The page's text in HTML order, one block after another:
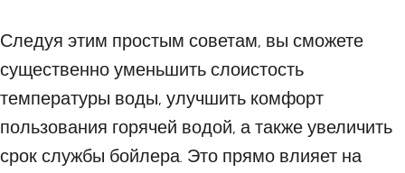
Следуя этим простым советам, вы сможете
существенно уменьшить слоистость
температуры воды, улучшить комфорт
пользования горячей водой, а также увеличить
срок службы бойлера. Это прямо влияет на